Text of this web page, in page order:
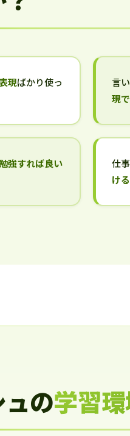
現ばかり使っ
言
現
強すれば良い
仕
け
の学習